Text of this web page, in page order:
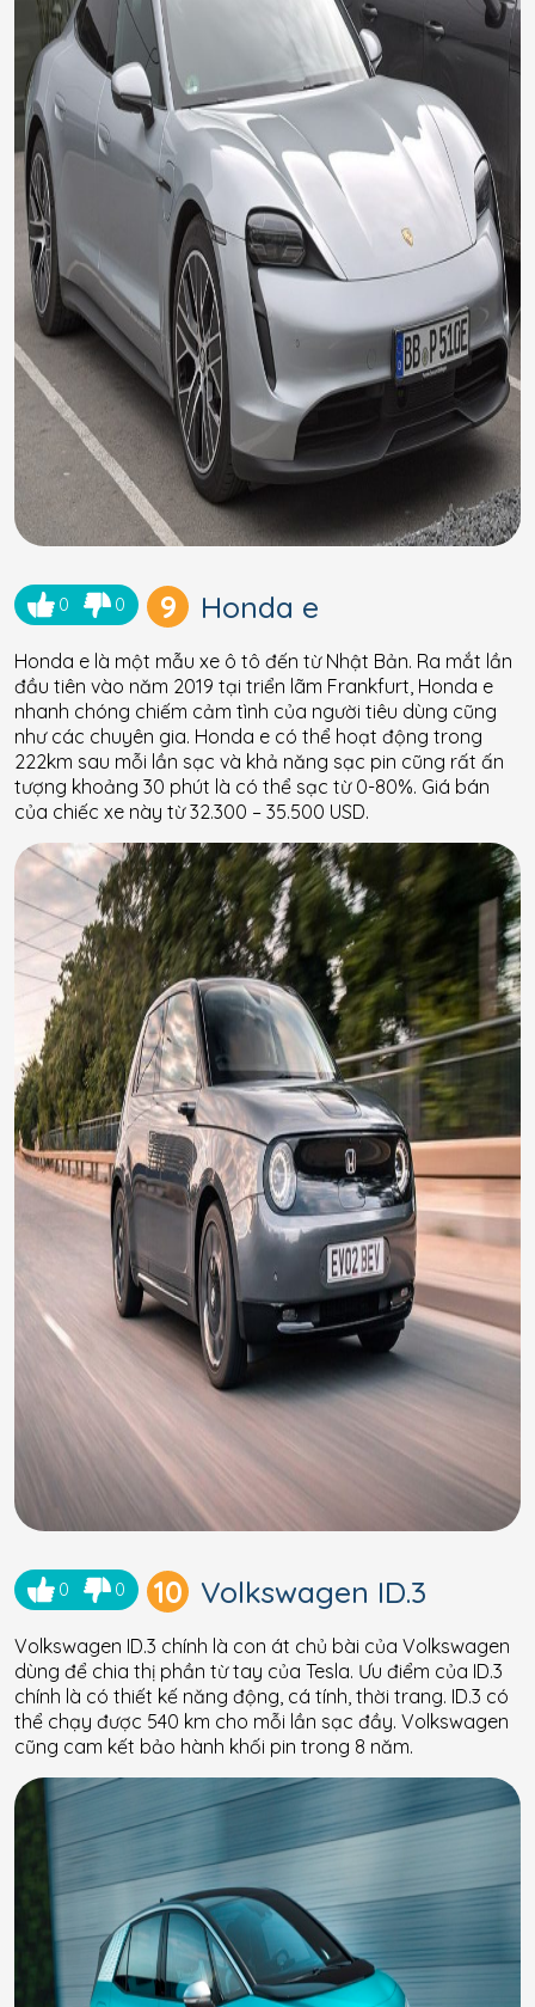
0 0 9 Honda e
Honda e là một mẫu xe ô tô đến từ Nhật Bản. Ra mắt lần
đầu tiên vào năm 2019 tại triển lãm Frankfurt, Honda e
nhanh chóng chiếm cảm tình của người tiêu dùng cũng
như các chuyên gia. Honda e có thể hoạt động trong
222km sau mỗi lần sạc và khả năng sạc pin cũng rất ấn
tượng khoảng 30 phút là có thể sạc từ 0-80%. Giá bán
của chiếc xe này từ 32.300 – 35.500 USD.
0 0 10 Volkswagen ID.3
Volkswagen ID.3 chính là con át chủ bài của Volkswagen
dùng để chia thị phần từ tay của Tesla. Ưu điểm của ID.3
chính là có thiết kế năng động, cá tính, thời trang. ID.3 có
thể chạy được 540 km cho mỗi lần sạc đầy. Volkswagen
cũng cam kết bảo hành khối pin trong 8 năm.